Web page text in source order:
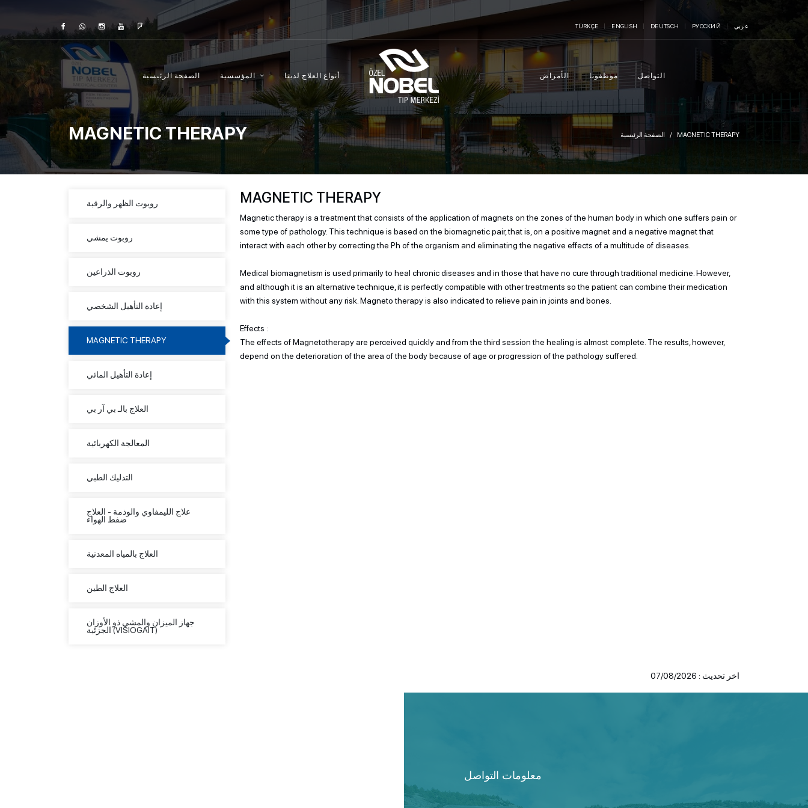
TÜRKÇE ENGLISH DEUTSCH РУССКИЙ عربي
الصفحة الرئيسية أنواع العلاج لدينا الأمراض موظفونا التواصل
MAGNETIC THERAPY الصفحة الرئيسية MAGNETIC THERAPY
روبوت الظهر والرقبة
روبوت يمشي
روبوت الذراعين
إعادة التأهيل الشخصي
MAGNETIC THERAPY
إعادة التأهيل المائي
العلاج بالـ بي آر بي
المعالجة الكهربائية
التدليك الطبي
علاج الليمفاوي والوذمة - العلاج
ضفط الهواء
العلاج بالمياه المعدنية
العلاج الطين
جهاز الميزان والمشي ذو الأوزان
الجزئية (VISIOGAIT)
MAGNETIC THERAPY
Magnetic therapy is a treatment that consists of the application of magnets on the zones of the human body in which one suffers pain or
some type of pathology. This technique is based on the biomagnetic pair, that is, on a positive magnet and a negative magnet that
interact with each other by correcting the Ph of the organism and eliminating the negative effects of a multitude of diseases.
Medical biomagnetism is used primarily to heal chronic diseases and in those that have no cure through traditional medicine. However,
and although it is an alternative technique, it is perfectly compatible with other treatments so the patient can combine their medication
with this system without any risk. Magneto therapy is also indicated to relieve pain in joints and bones.
Effects :
The effects of Magnetotherapy are perceived quickly and from the third session the healing is almost complete. The results, however,
depend on the deterioration of the area of the body because of age or progression of the pathology suffered.
اخر تحديث : 07/08/2026
معلومات التواصل